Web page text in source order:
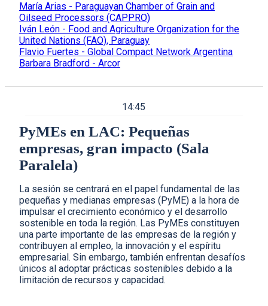
María Arias - Paraguayan Chamber of Grain and
Oilseed Processors (CAPPRO)
Iván León - Food and Agriculture Organization for the
United Nations (FAO), Paraguay
Flavio Fuertes - Global Compact Network Argentina
Barbara Bradford - Arcor
14:45
PyMEs en LAC: Pequeñas
empresas, gran impacto (Sala
Paralela)
La sesión se centrará en el papel fundamental de las
pequeñas y medianas empresas (PyME) a ​​la hora de
impulsar el crecimiento económico y el desarrollo
sostenible en toda la región. Las PyMEs constituyen
una parte importante de las empresas de la región y
contribuyen al empleo, la innovación y el espíritu
empresarial. Sin embargo, también enfrentan desafíos
únicos al adoptar prácticas sostenibles debido a la
limitación de recursos y capacidad.